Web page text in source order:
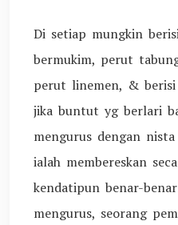
Di setiap mungkin
bermukim, perut
perut linemen, & berisi
jika buntut yg berlari
mengurus dengan
ialah membereskan
kendatipun benar-
mengurus, seorang